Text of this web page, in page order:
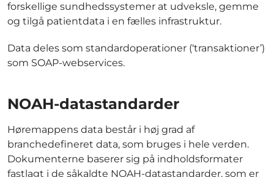
forskellige sundhedssystemer at udveksle, gemme
og tilgå patientdata i en fælles infrastruktur.
Data deles som standardoperationer (‘transaktioner’)
som SOAP-webservices.
NOAH-datastandarder
Høremappens data består i høj grad af
branchedefineret data, som bruges i hele verden.
Dokumenterne baserer sig på indholdsformater
fastlagt i de såkaldte NOAH-datastandarder, som er